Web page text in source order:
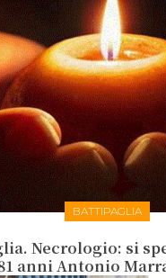
BATTIPAGLIA
Necrologio: si
anni Antonio